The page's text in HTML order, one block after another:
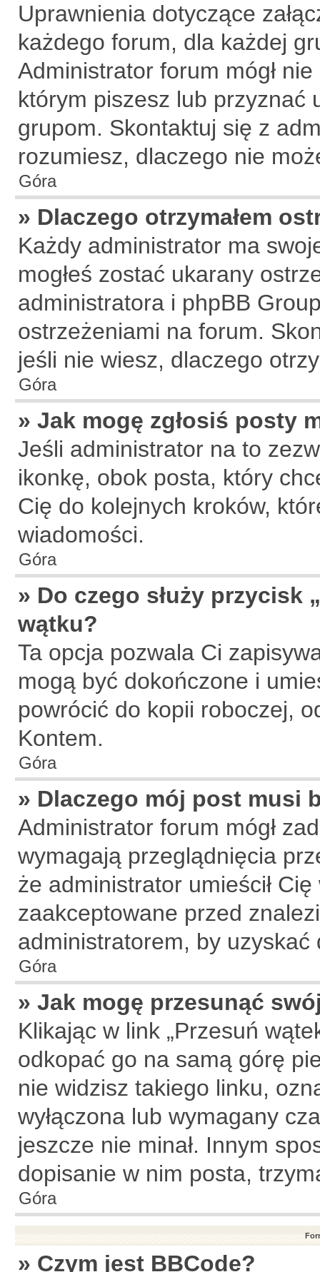
Uprawnienia dotyczące
każdego forum, dla każdej
Administrator forum mógł
którym piszesz lub przyznać
grupom. Skontaktuj się z
rozumiesz, dlaczego nie
Góra
» Dlaczego otrzymałem
Każdy administrator ma
mogłeś zostać ukarany
administratora i phpBB
ostrzeżeniami na forum.
jeśli nie wiesz, dlaczego
Góra
» Jak mogę zgłosiś posty
Jeśli administrator na to
ikonkę, obok posta, który
Cię do kolejnych kroków,
wiadomości.
Góra
» Do czego służy przycisk
wątku?
Ta opcja pozwala Ci
mogą być dokończone i
powrócić do kopii roboczej,
Kontem.
Góra
» Dlaczego mój post musi
Administrator forum mógł
wymagają przeglądnięcia
że administrator umieścił
zaakceptowane przed
administratorem, by uzyskać
Góra
» Jak mogę przesunąć
Klikając w link „Przesuń
odkopać go na samą górę
nie widzisz takiego linku,
wyłączona lub wymagany
jeszcze nie minał. Innym
dopisanie w nim posta,
Góra
» Czym jest BBCode?